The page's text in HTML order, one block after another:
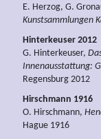
E. Herzog, G.
Kunstsammlungen
Hinterkeuser 2012
G. Hinterkeuser,
Innenausstattung:
Regensburg 2012
Hirschmann 1916
O. Hirschmann,
Hague 1916